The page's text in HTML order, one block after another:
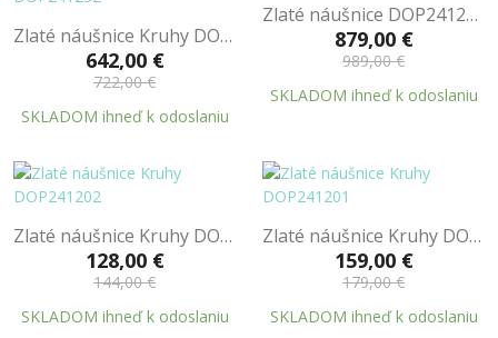
Zlaté náušnice Kruhy DOP241232
642,00 €
722,00 €
SKLADOM ihneď k odoslaniu
Zlaté náušnice DOP241221
879,00 €
989,00 €
SKLADOM ihneď k odoslaniu
Zlaté náušnice Kruhy DOP241202
128,00 €
144,00 €
SKLADOM ihneď k odoslaniu
Zlaté náušnice Kruhy DOP241201
159,00 €
179,00 €
SKLADOM ihneď k odoslaniu